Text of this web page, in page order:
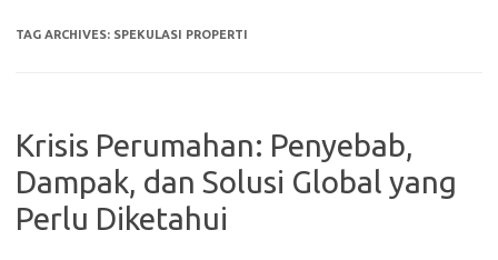
TAG ARCHIVES: SPEKULASI PROPERTI
Krisis Perumahan: Penyebab,
Dampak, dan Solusi Global yang
Perlu Diketahui